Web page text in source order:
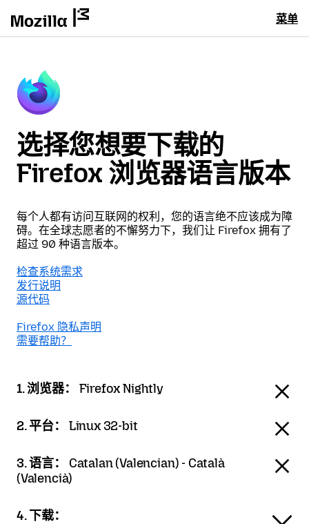
菜单
选择您想要下载的
Firefox 浏览器语言版本
每个人都有访问互联网的权利，您的语言绝不应该成为障
碍。在全球志愿者的不懈努力下，我们让 Firefox 拥有了
超过 90 种语言版本。
检查系统需求
发行说明
源代码
Firefox 隐私声明
需要帮助？
1. 浏览器： Firefox Nightly
2. 平台： Linux 32-bit
3. 语言： Catalan (Valencian) - Català
(Valencià)
4. 下载：